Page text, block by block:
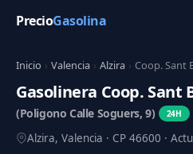
PrecioGasolina
Inicio › Valencia › Alzira › Coop. Sant
Gasolinera Coop. Sant
(Poligono Calle Soguers, 9) 24H
Alzira, Valencia · CP 46600 ·